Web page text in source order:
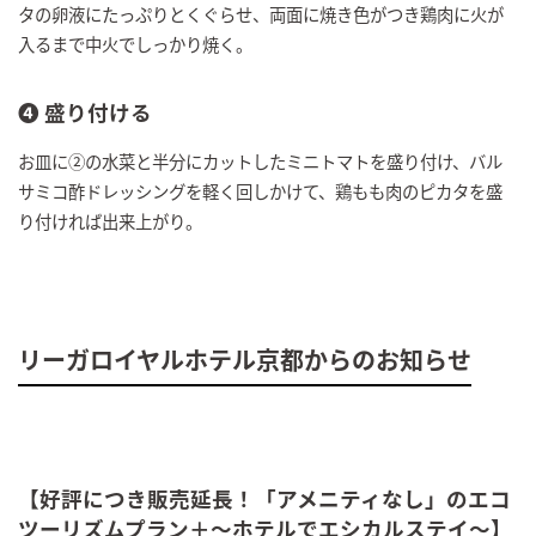
タの卵液にたっぷりとくぐらせ、両面に焼き色がつき鶏肉に火が
入るまで中火でしっかり焼く。
❹ 盛り付ける
お皿に②の水菜と半分にカットしたミニトマトを盛り付け、バル
サミコ酢ドレッシングを軽く回しかけて、鶏もも肉のピカタを盛
り付ければ出来上がり。
リーガロイヤルホテル京都からのお知らせ
【好評につき販売延長！「アメニティなし」のエコ
ツーリズムプラン＋～ホテルでエシカルステイ～】